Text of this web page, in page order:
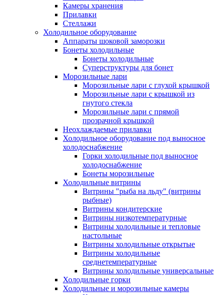
Камеры хранения
Прилавки
Стеллажи
Холодильное оборудование
Аппараты шоковой заморозки
Бонеты холодильные
Бонеты холодильные
Суперструктуры для бонет
Морозильные лари
Морозильные лари с глухой крышкой
Морозильные лари с крышкой из
гнутого стекла
Морозильные лари с прямой
прозрачной крышкой
Неохлаждаемые прилавки
Холодильное оборудование под выносное
холодоснабжение
Горки холодильные под выносное
холодоснабжение
Бонеты морозильные
Холодильные витрины
Витрины "рыба на льду" (витрины
рыбные)
Витрины кондитерские
Витрины низкотемпературные
Витрины холодильные и тепловые
настольные
Витрины холодильные открытые
Витрины холодильные
среднетемпературные
Витрины холодильные универсальные
Холодильные горки
Холодильные и морозильные камеры